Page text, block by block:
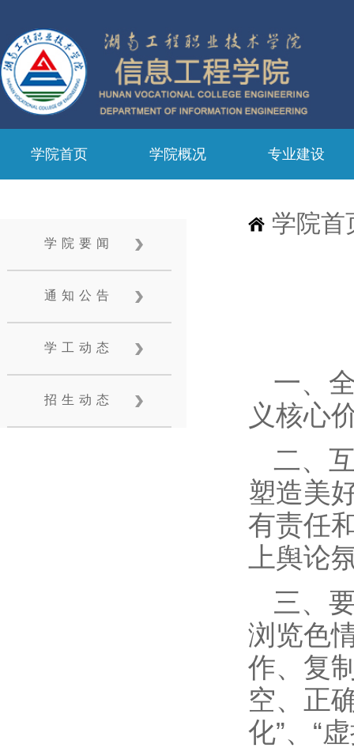
学院首页 学院概况 专业建设
学院要闻
通知公告
学工动态
招生动态
学院首
一、
义核心
二、
塑造美
有责任
上舆论
三、
浏览色
作、复
空、正
化”、“